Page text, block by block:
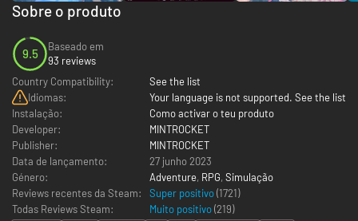
Sobre o produto
9.5
Baseado em
93 reviews
Country Compatibility:
See the list
Idiomas:
Your language is not supported. See the list
Instalação:
Como activar o teu produto
Developer:
MINTROCKET
Publisher:
MINTROCKET
Data de lançamento:
27 junho 2023
Género:
Adventure, RPG, Simulação
Reviews recentes da Steam:
Super positivo(1721)
Todas Reviews Steam:
Muito positivo(219)